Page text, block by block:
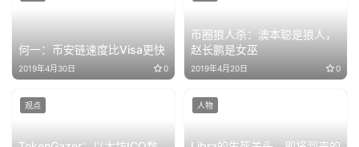
何一：币安链速度比Visa更快
2019年4月30日 0
币圈狼人杀：澳本聪是狼人，
赵长鹏是女巫
2019年4月20日 0
观点 人物